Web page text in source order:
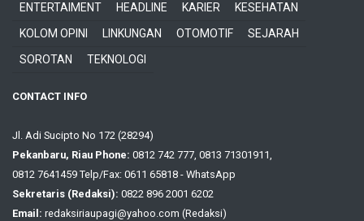
ENTERTAIMENT
HEADLINE KARIER
KESEHATAN
KOLOM OPINI
LINKUNGAN OTOMOTIF
SEJARAH
SOROTAN
TEKNOLOGI
CONTACT INFO
Jl. Adi Sucipto No 172 (28294)
Pekanbaru, Riau Phone: 0812 742 777, 0813 71301911,
0812 7641459 Telp/Fax: 0611 65818 - WhatsApp
Sekretaris (Redaksi): 0822 896 2001 6202
Email: redaksiriaupagi@yahoo.com (Redaksi)